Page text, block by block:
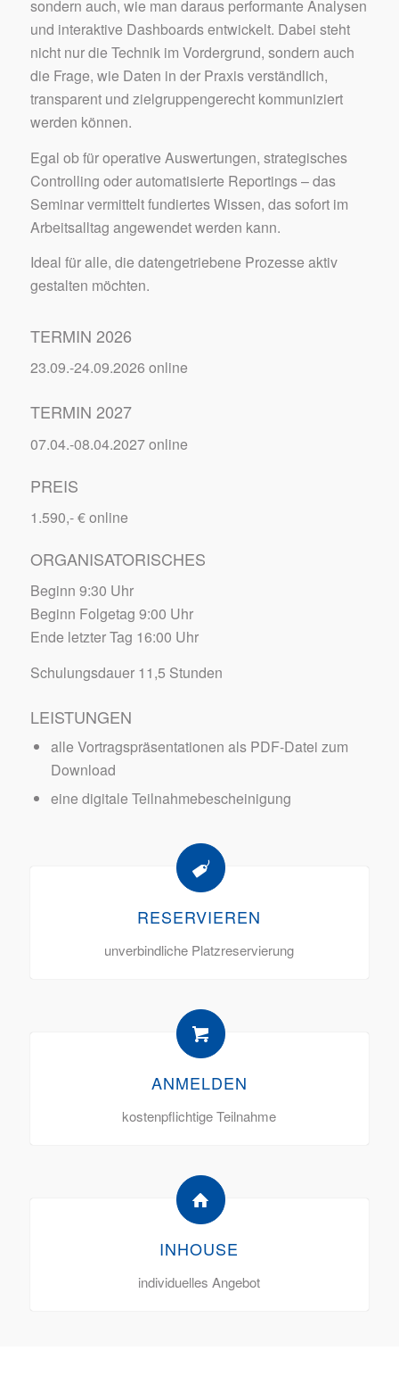
sondern auch, wie man daraus performante Analysen
und interaktive Dashboards entwickelt. Dabei steht
nicht nur die Technik im Vordergrund, sondern auch
die Frage, wie Daten in der Praxis verständlich,
transparent und zielgruppengerecht kommuniziert
werden können.
Egal ob für operative Auswertungen, strategisches
Controlling oder automatisierte Reportings – das
Seminar vermittelt fundiertes Wissen, das sofort im
Arbeitsalltag angewendet werden kann.
Ideal für alle, die datengetriebene Prozesse aktiv
gestalten möchten.
TERMIN 2026
23.09.-24.09.2026 online
TERMIN 2027
07.04.-08.04.2027 online
PREIS
1.590,- € online
ORGANISATORISCHES
Beginn 9:30 Uhr
Beginn Folgetag 9:00 Uhr
Ende letzter Tag 16:00 Uhr
Schulungsdauer 11,5 Stunden
LEISTUNGEN
alle Vortragspräsentationen als PDF-Datei zum
Download
eine digitale Teilnahmebescheinigung
RESERVIEREN
unverbindliche Platzreservierung
ANMELDEN
kostenpflichtige Teilnahme
INHOUSE
individuelles Angebot